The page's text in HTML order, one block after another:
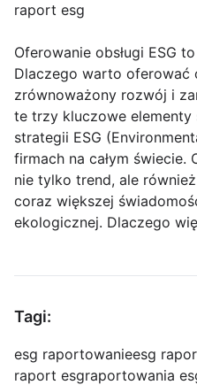
raport esg
Oferowanie obsługi ESG
Dlaczego warto oferować
zrównoważony rozwój i
te trzy kluczowe elementy
strategii ESG
firmach na całym świecie.
nie tylko trend, ale
coraz większej
ekologicznej. Dlaczego
Tagi:
esg raportowanieesg
raport esgraportowania